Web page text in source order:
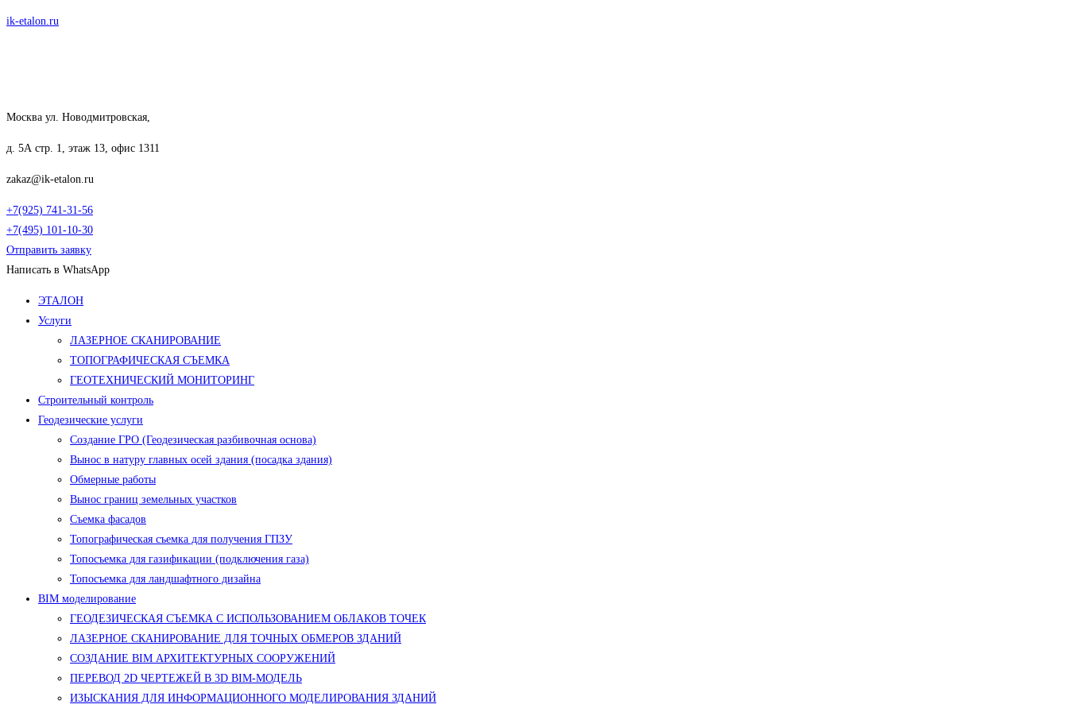
Перейти
ik-etalon.ru
Москва ул. Новодмитровская,
д. 5А стр. 1, этаж 13, офис 1311
zakaz@ik-etalon.ru
+7(925) 741-31-56
+7(495) 101-10-30
Отправить заявку
Написать в WhatsApp
Меню
ЭТАЛОН
Услуги
ЛАЗЕРНОЕ СКАНИРОВАНИЕ
ТОПОГРАФИЧЕСКАЯ СЪЕМКА
ГЕОТЕХНИЧЕСКИЙ МОНИТОРИНГ
Строительный контроль
Геодезические услуги
Создание ГРО (Геодезическая разбивочная основа)
Вынос в натуру главных осей здания (посадка здания)
Обмерные работы
Вынос границ земельных участков
Съемка фасадов
Топографическая съемка для получения ГПЗУ
Топосъемка для газификации (подключения газа)
Топосъемка для ландшафтного дизайна
BIM моделирование
ГЕОДЕЗИЧЕСКАЯ СЪЕМКА С ИСПОЛЬЗОВАНИЕМ ОБЛАКОВ ТОЧЕК
ЛАЗЕРНОЕ СКАНИРОВАНИЕ ДЛЯ ТОЧНЫХ ОБМЕРОВ ЗДАНИЙ
СОЗДАНИЕ BIM АРХИТЕКТУРНЫХ СООРУЖЕНИЙ
ПЕРЕВОД 2D ЧЕРТЕЖЕЙ В 3D BIM-МОДЕЛЬ
ИЗЫСКАНИЯ ДЛЯ ИНФОРМАЦИОННОГО МОДЕЛИРОВАНИЯ ЗДАНИЙ